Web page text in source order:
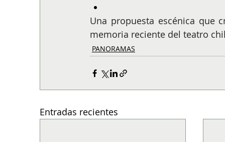
Una propuesta escénica que
memoria reciente del teatro
PANORAMAS
Entradas recientes